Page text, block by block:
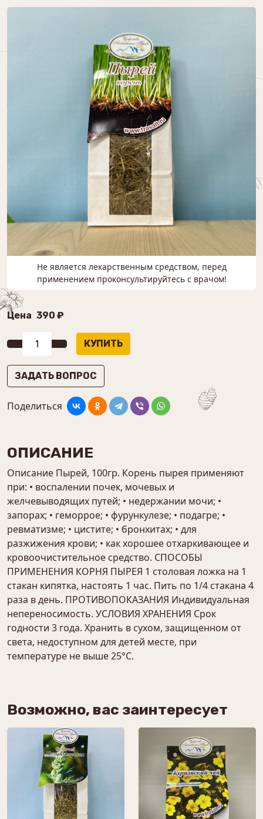
Не является лекарственным средством, перед
применением проконсультируйтесь с врачом!
Цена 390 ₽
ЗАДАТЬ ВОПРОС
Поделиться
ОПИСАНИЕ
Описание Пырей, 100гр. Корень пырея применяют
при: • воспалении почек, мочевых и
желчевыводящих путей; • недержании мочи; •
запорах; • геморрое; • фурункулезе; • подагре; •
ревматизме; • цистите; • бронхитах; • для
разжижения крови; • как хорошее отхаркивающее и
кровоочистительное средство. СПОСОБЫ
ПРИМЕНЕНИЯ КОРНЯ ПЫРЕЯ 1 столовая ложка на 1
стакан кипятка, настоять 1 час. Пить по 1/4 стакана 4
раза в день. ПРОТИВОПОКАЗАНИЯ Индивидуальная
непереносимость. УСЛОВИЯ ХРАНЕНИЯ Срок
годности 3 года. Хранить в сухом, защищенном от
света, недоступном для детей месте, при
температуре не выше 25°С.
Возможно, вас заинтересует